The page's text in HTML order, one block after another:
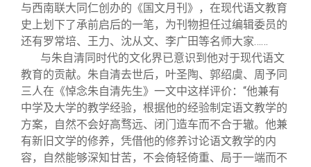
与西南联大同仁创办的《国文月刊》，在现代语文教育
史上划下了承前启后的一笔，为刊物担任过编辑委员的
还有罗常培、王力、沈从文、李广田等名师大家……
与朱自清同时代的文化界已意识到他对于现代语文
教育的贡献。朱自清去世后，叶圣陶、郭绍虞、周予同
三人在《悼念朱自清先生》一文中这样评价：“他兼有
中学及大学的教学经验，根据他的经验制定语文教学的
方案，自然不会好高骛远、闭门造车而不合于辙。他兼
有新旧文学的修养，凭借他的修养讨论语文教学的内
容，自然能够深知甘苦，不会倚轻倚重、局于一端而不